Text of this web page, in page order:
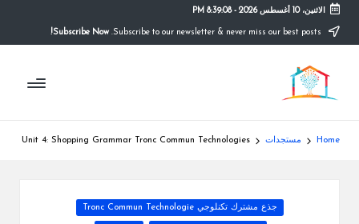
content
الاثنين، 10 أغسطس 2026 -
8:39:08 PM
Subscribe Now!
م
و
ق
التعليم
الصريح
Home مستجدات Unit 4: Shopping Grammar Tronc Commun Technologies
Posted
جذع مشترك تكنلوجي Tronc Commun Technologie